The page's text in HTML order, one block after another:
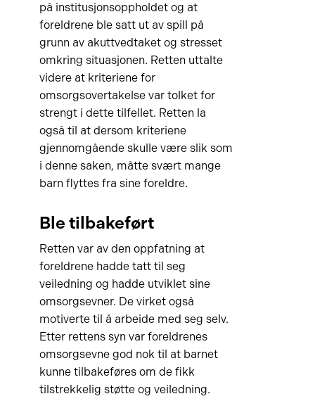
på institusjonsoppholdet og at
foreldrene ble satt ut av spill på
grunn av akuttvedtaket og stresset
omkring situasjonen. Retten uttalte
videre at kriteriene for
omsorgsovertakelse var tolket for
strengt i dette tilfellet. Retten la
også til at dersom kriteriene
gjennomgående skulle være slik som
i denne saken, måtte svært mange
barn flyttes fra sine foreldre.
Ble tilbakeført
Retten var av den oppfatning at
foreldrene hadde tatt til seg
veiledning og hadde utviklet sine
omsorgsevner. De virket også
motiverte til å arbeide med seg selv.
Etter rettens syn var foreldrenes
omsorgsevne god nok til at barnet
kunne tilbakeføres om de fikk
tilstrekkelig støtte og veiledning.